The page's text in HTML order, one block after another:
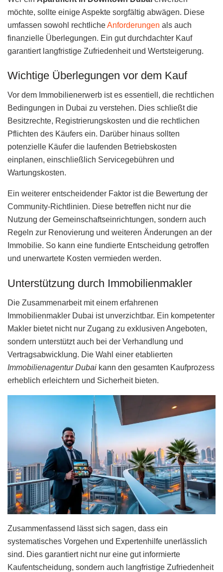
möchte, sollte einige Aspekte sorgfältig abwägen. Diese
umfassen sowohl rechtlicheAnforderungen als auch
finanzielle Überlegungen. Ein gut durchdachter Kauf
garantiert langfristige Zufriedenheit und Wertsteigerung.
Wichtige Überlegungen vor dem Kauf
Vor dem Immobilienerwerb ist es essentiell, die rechtlichen
Bedingungen in Dubai zu verstehen. Dies schließt die
Besitzrechte, Registrierungskosten und die rechtlichen
Pflichten des Käufers ein. Darüber hinaus sollten
potenzielle Käufer die laufenden Betriebskosten
einplanen, einschließlich Servicegebühren und
Wartungskosten.
Ein weiterer entscheidender Faktor ist die Bewertung der
Community-Richtlinien. Diese betreffen nicht nur die
Nutzung der Gemeinschaftseinrichtungen, sondern auch
Regeln zur Renovierung und weiteren Änderungen an der
Immobilie. So kann eine fundierte Entscheidung getroffen
und unerwartete Kosten vermieden werden.
Unterstützung durch Immobilienmakler
Die Zusammenarbeit mit einem erfahrenen
Immobilienmakler Dubai ist unverzichtbar. Ein kompetenter
Makler bietet nicht nur Zugang zu exklusiven Angeboten,
sondern unterstützt auch bei der Verhandlung und
Vertragsabwicklung. Die Wahl einer etablierten
Immobilienagentur Dubai kann den gesamten Kaufprozess
erheblich erleichtern und Sicherheit bieten.
Zusammenfassend lässt sich sagen, dass ein
systematisches Vorgehen und Expertenhilfe unerlässlich
sind. Dies garantiert nicht nur eine gut informierte
Kaufentscheidung, sondern auch langfristige Zufriedenheit